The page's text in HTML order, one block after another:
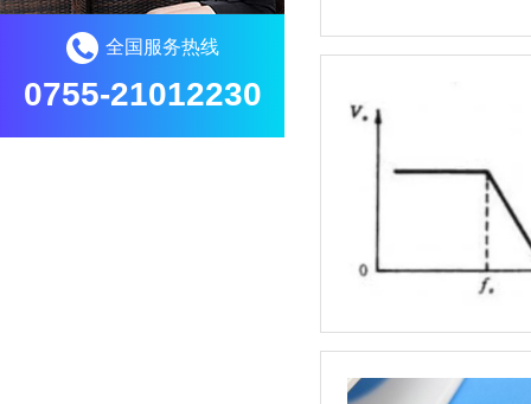
全国服务热线
0755-21012230